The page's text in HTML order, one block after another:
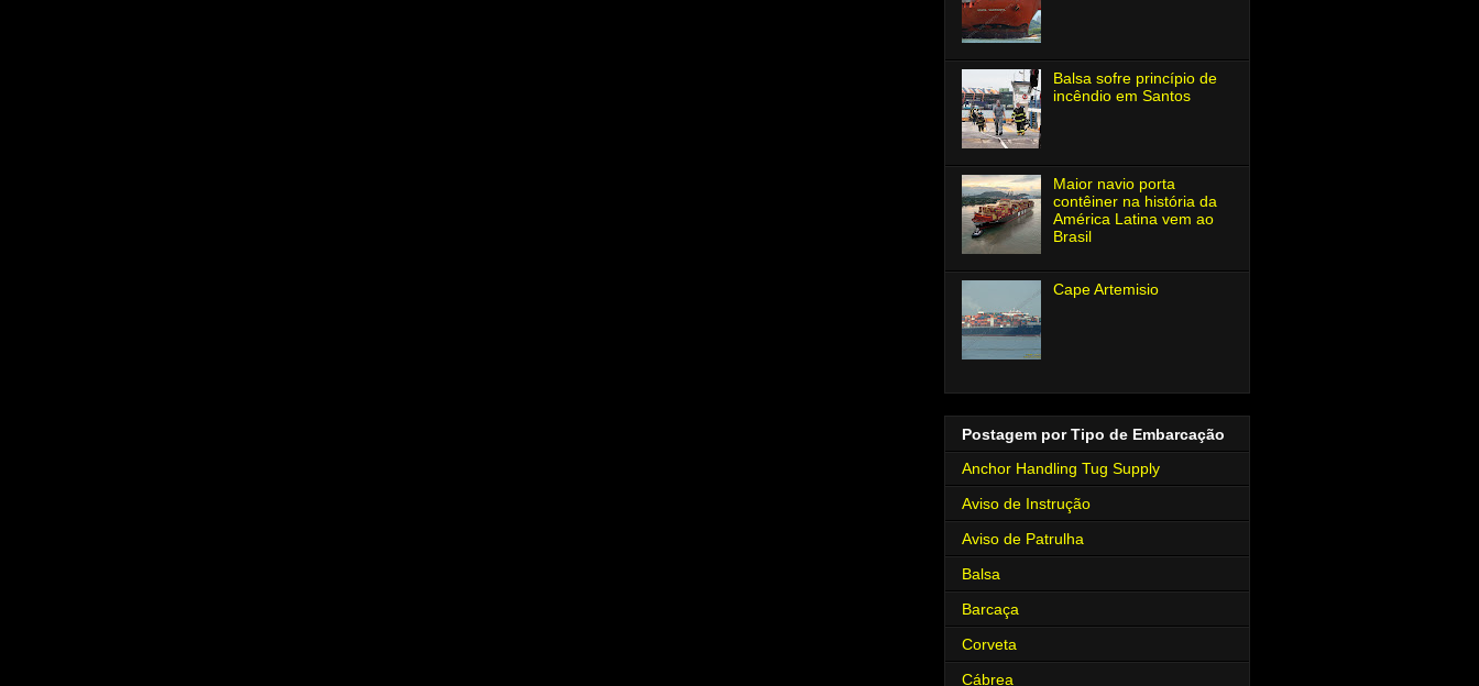
Balsa sofre princípio de
incêndio em Santos
Maior navio porta
contêiner na história da
América Latina vem ao
Brasil
Cape Artemisio
Postagem por Tipo de Embarcação
Anchor Handling Tug Supply
Aviso de Instrução
Aviso de Patrulha
Balsa
Barcaça
Corveta
Cábrea